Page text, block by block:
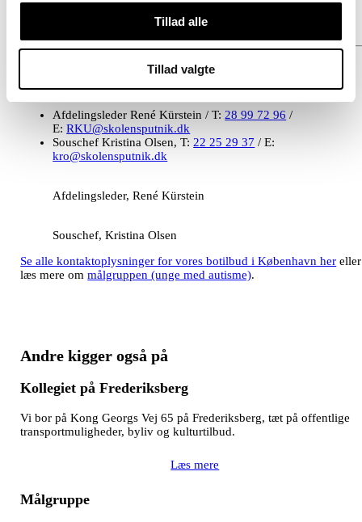
Tillad alle
Tillad valgte
Kontakt Sputniks botilbud på Østerbro,
København
Afdelingsleder René Kürstein / T: 28 99 72 96 /
E:RKU@skolensputnik.dk
Souschef Kristina Olsen, T: 22 25 29 37 / E: ​
kro@skolensputnik.dk
Afdelingsleder, René Kürstein
Souschef, Kristina Olsen
Se alle kontaktoplysninger for vores botilbud i København her eller
læs mere ommålgruppen (unge med autisme). ​
Andre kigger også på
Kollegiet på Frederiksberg
​Vi bor på Kong Georgs Vej 65 på Frederiksberg, tæt på offentlige
transportmuligheder, byliv og kulturtilbud.
Læs mere
Målgruppe